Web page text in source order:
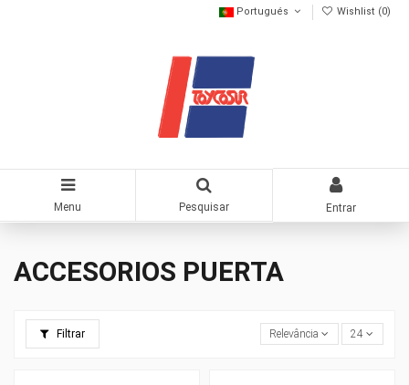
Portugués Wishlist (0)
Menu Pesquisar Entrar
ACCESORIOS PUERTA
Filtrar Relevância 24